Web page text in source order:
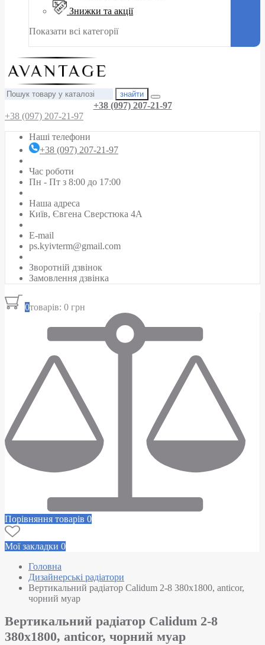
Знижки та акції
Показати всі категорії
знайти
+38 (097) 207-21-97
+38 (097) 207-21-97
Наші телефони
+38 (097) 207-21-97
Час роботи
Пн - Пт з 8:00 до 17:00
Наша адреса
Київ, Євгена Сверстюка 4А
E-mail
ps.kyivterm@gmail.com
Зворотній дзвінок
Замовлення дзвінка
0товарів: 0 грн
Порівняння товарів 0
Мої закладки 0
Головна
Дизайнерські радіатори
Вертикальний радіатор Calidum 2-8 380х1800, anticor,
чорний муар
Вертикальний радіатор Calidum 2-8
380х1800, anticor, чорний муар